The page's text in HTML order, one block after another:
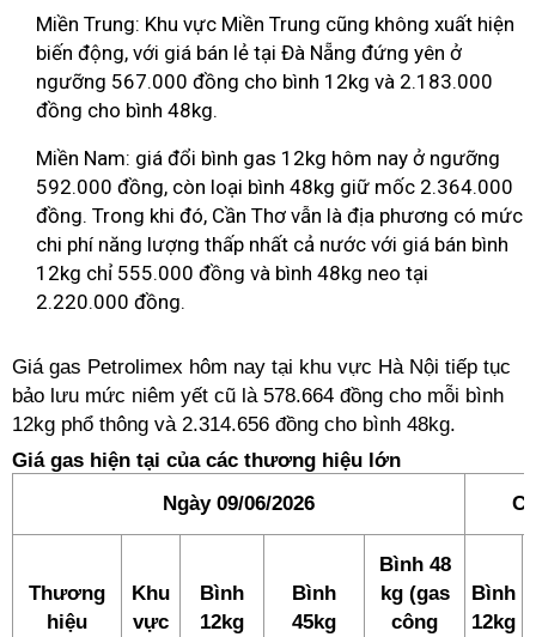
Miền Trung: Khu vực Miền Trung cũng không xuất hiện
biến động, với giá bán lẻ tại Đà Nẵng đứng yên ở
ngưỡng 567.000 đồng cho bình 12kg và 2.183.000
đồng cho bình 48kg.
Miền Nam: giá đổi bình gas 12kg hôm nay ở ngưỡng
592.000 đồng, còn loại bình 48kg giữ mốc 2.364.000
đồng. Trong khi đó, Cần Thơ vẫn là địa phương có mức
chi phí năng lượng thấp nhất cả nước với giá bán bình
12kg chỉ 555.000 đồng và bình 48kg neo tại
2.220.000 đồng.
Giá gas Petrolimex hôm nay tại khu vực Hà Nội tiếp tục
bảo lưu mức niêm yết cũ là 578.664 đồng cho mỗi bình
12kg phổ thông và 2.314.656 đồng cho bình 48kg.
Giá gas hiện tại của các thương hiệu lớn
Ngày 09/06/2026
Thương
hiệu
Khu
vực
Bình
12kg
Bình
45kg
Bình 48
kg (gas
công
Bình
12kg